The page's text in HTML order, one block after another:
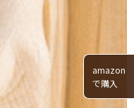
amazon
で購入